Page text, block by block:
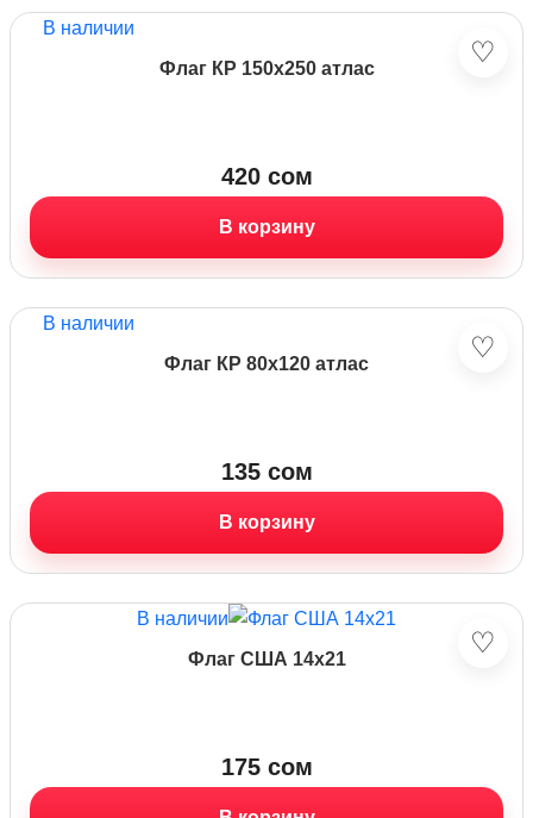
В наличии
♡
Флаг КР 150х250 атлас
420 сом
В корзину
В наличии
♡
Флаг КР 80х120 атлас
135 сом
В корзину
В наличии
♡
Флаг США 14х21
175 сом